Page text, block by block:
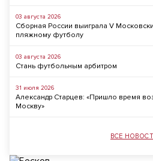
03 августа 2026
Сборная России выиграла V
пляжному футболу
03 августа 2026
Стань футбольным арбитром
31 июля 2026
Александр Старцев: «Пришло время
Москву»
ВСЕ